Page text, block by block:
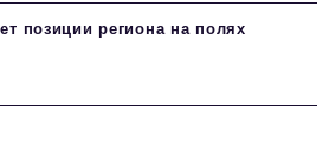
позиции региона на полях